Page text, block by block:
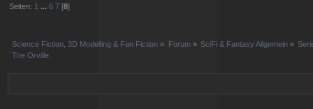
Seiten: 1 ...6 7 [8]
Science Fiction, 3D Modelling & Fan Fiction » Forum» SciFi & Fantasy Allgemein »
The Orville